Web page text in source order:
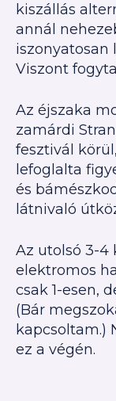
kiszállás
annál
iszonyatosan
Viszont
Az éjszaka
zamárdi
fesztivál
lefoglalta
és
látnivaló
Az utolsó 3-
elektromos
csak 1-esen,
(Bár
kapcsoltam.)
ez a végén.